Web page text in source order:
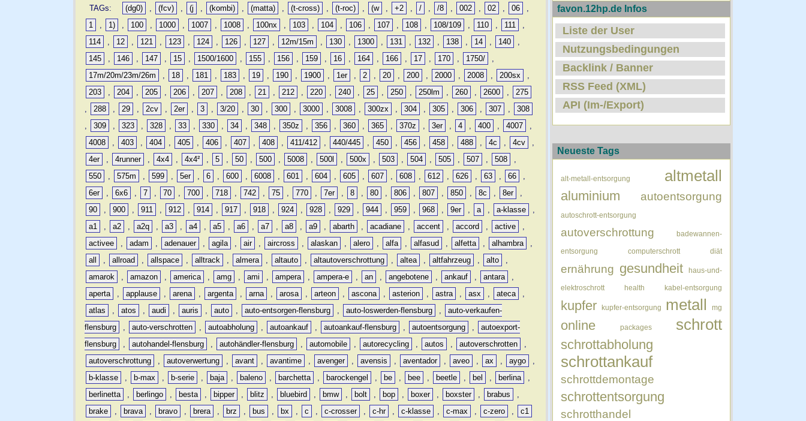
TAGs: (dg0) , (fcv) , (j , (kombi) , (matta) , (t-cross) , (t-roc) , (w , +2 , / , /8 , 002 , 02 , 06
,
1
, 1) , 100 , 1000 , 1007 , 1008 , 100nx , 103 , 104 , 106 , 107 , 108 , 108/109 , 110 , 111
,
114
, 12 , 121 , 123 , 124 , 126 , 127 , 12m/15m , 130 , 1300 , 131 , 132 , 138 , 14 , 140
,
145
, 146 , 147 , 15 , 1500/1600 , 155 , 156 , 159 , 16 , 164 , 166 , 17 , 170 , 1750/
,
17m/20m/23m/26m
, 18 , 181 , 183 , 19 , 190 , 1900 , 1er , 2 , 20 , 200 , 2000 , 2008 , 200sx
,
203
, 204 , 205 , 206 , 207 , 208 , 21 , 212 , 220 , 240 , 25 , 250 , 250lm , 260 , 2600 ,
275
,
288 , 29 , 2cv , 2er , 3 , 3/20 , 30 , 300 , 3000 , 3008 , 300zx , 304 , 305 , 306 , 307 ,
308
,
309 , 323 , 328 , 33 , 330 , 34 , 348 , 350z , 356 , 360 , 365 , 370z , 3er , 4 , 400 , 4007
,
4008
, 403 , 404 , 405 , 406 , 407 , 408 , 411/412 , 440/445 , 450 , 456 , 458 , 488 , 4c , 4cv
,
4er
, 4runner , 4x4 , 4x4² , 5 , 50 , 500 , 5008 , 500l , 500x , 503 , 504 , 505 , 507 , 508
,
550
, 575m , 599 , 5er , 6 , 600 , 6008 , 601 , 604 , 605 , 607 , 608 , 612 , 626 , 63 , 66
,
6er
, 6x6 , 7 , 70 , 700 , 718 , 742 , 75 , 770 , 7er , 8 , 80 , 806 , 807 , 850 , 8c , 8er
,
90
, 900 , 911 , 912 , 914 , 917 , 918 , 924 , 928 , 929 , 944 , 959 , 968 , 9er , a , a-klasse
,
a1
, a2 , a2q , a3 , a4 , a5 , a6 , a7 , a8 , a9 , abarth , acadiane , accent , accord , active
,
activee
, adam , adenauer , agila , air , aircross , alaskan , alero , alfa , alfasud , alfetta , alhambra
,
all
, allroad , allspace , alltrack , almera , altauto , altautoverschrottung , altea , altfahrzeug , alto
,
amarok
, amazon , america , amg , ami , ampera , ampera-e , an , angebotene , ankauf , antara
,
aperta
, applause , arena , argenta , arna , arosa , arteon , ascona , asterion , astra , asx , ateca
,
atlas
, atos , audi , auris , auto , auto-entsorgen-flensburg , auto-loswerden-flensburg ,
auto-verkaufen-
flensburg
, auto-verschrotten , autoabholung , autoankauf , autoankauf-flensburg , autoentsorgung ,
autoexport-
flensburg
, autohandel-flensburg , autohändler-flensburg , automobile , autorecycling , autos , autoverschrotten
,
autoverschrottung
, autoverwertung , avant , avantime , avenger , avensis , aventador , aveo , ax , aygo
,
b-klasse
, b-max , b-serie , baja , baleno , barchetta , barockengel , be , bee , beetle , bel , berlina
,
berlinetta
, berlingo , besta , bipper , blitz , bluebird , bmw , bolt , bop , boxer , boxster , brabus
,
brake
, brava , bravo , brera , brz , bus , bx , c , c-crosser , c-hr , c-klasse , c-max , c-zero ,
c1
favon.12hp.de Infos
Liste der User
Nutzungsbedingungen
Backlink / Banner
RSS Feed (XML)
API (Im-/Export)
Neueste Tags
alt-metall-entsorgung altmetall
aluminium autoentsorgung
autoschrott-entsorgung
autoverschrottung badewannen-
entsorgung computerschrott diät
ernährung gesundheit haus-und-
elektroschrott health kabel-entsorgung
kupfer kupfer-entsorgung metall mg
online packages schrott
schrottabholung
schrottankauf
schrottdemontage
schrottentsorgung
schrotthandel